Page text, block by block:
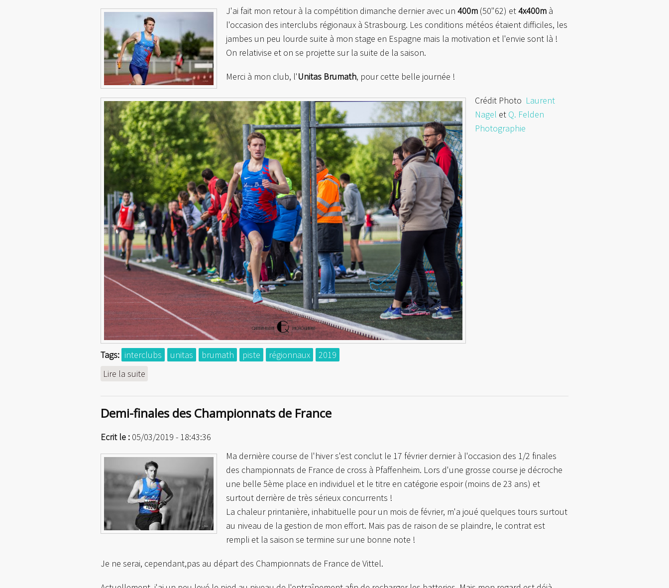
J'ai fait mon retour à la compétition dimanche dernier avec un 400m (50"62) et4x400m à
l'occasion des interclubs régionaux à Strasbourg. Les conditions météos étaient difficiles, les
jambes un peu lourde suite à mon stage en Espagne mais la motivation et l'envie sont là !
On relativise et on se projette sur la suite de la saison.
Merci à mon club, l'Unitas Brumath, pour cette belle journée !
Crédit Photo Laurent
Nagel et Q. Felden
Photographie
Tags: interclubs unitas brumath piste régionnaux
2019
Lire la suite
Demi-finales des Championnats de France
Ecrit le : 05/03/2019 - 18:43:36
Ma dernière course de l'hiver s'est conclut le 17 février dernier à l'occasion des 1/2 finales
des championnats de France de cross à Pfaffenheim. Lors d'une grosse course je décroche
une belle 5ème place en individuel et le titre en catégorie espoir (moins de 23 ans) et
surtout derrière de très sérieux concurrents !
La chaleur printanière, inhabituelle pour un mois de février, m'a joué quelques tours surtout
au niveau de la gestion de mon effort. Mais pas de raison de se plaindre, le contrat est
rempli et la saison se termine sur une bonne note !
Je ne serai, cependant,pas au départ des Championnats de France de Vittel.